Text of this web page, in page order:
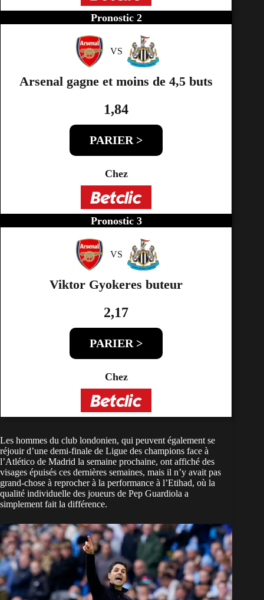
Pronostic 2
VS
Arsenal gagne et moins de 4,5 buts
1,84
PARIER >
Chez
Pronostic 3
VS
Viktor Gyokeres buteur
2,17
PARIER >
Chez
Les hommes du club londonien, qui peuvent également se
réjouir d’une demi-finale de Ligue des champions face à
l’Atlético de Madrid la semaine prochaine, ont affiché des
visages épuisés ces dernières semaines, mais il n’y avait pas
grand-chose à reprocher à la performance à l’Etihad, où la
qualité individuelle des joueurs de Pep Guardiola a
simplement fait la différence.